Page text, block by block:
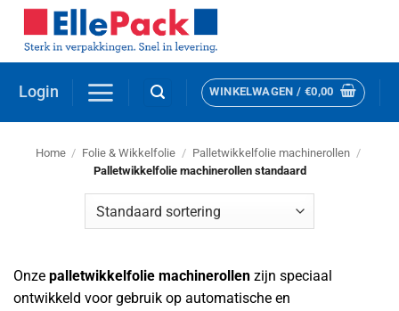
naar
inhoud
Login WINKELWAGEN / €0,00
Home / Folie & Wikkelfolie / Palletwikkelfolie machinerollen /
Palletwikkelfolie machinerollen standaard
Onze palletwikkelfolie machinerollen zijn speciaal
ontwikkeld voor gebruik op automatische en